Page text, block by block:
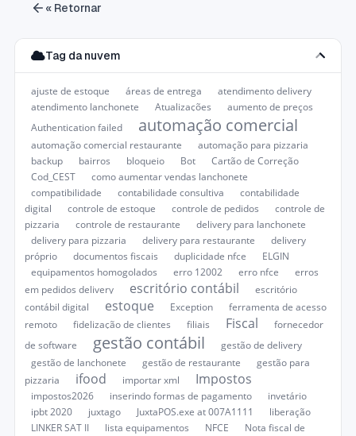
« Retornar
Tag da nuvem
ajuste de estoque áreas de entrega
atendimento delivery
atendimento lanchonete
Atualizações
aumento de preços
Authentication failed
automação comercial
automação comercial restaurante
automação para pizzaria
backup
bairros bloqueio Bot
Cartão de Correção
Cod_CEST
como aumentar vendas lanchonete
compatibilidade
contabilidade consultiva
contabilidade
digital
controle de estoque controle de pedidos
controle de
pizzaria
controle de restaurante
delivery para lanchonete
delivery para pizzaria
delivery para restaurante
delivery
próprio
documentos fiscais duplicidade nfce
ELGIN
equipamentos homogolados
erro 12002 erro nfce
erros
em pedidos delivery
escritório contábil
escritório
contábil digital
estoque Exception
ferramenta de acesso
remoto
fidelização de clientes filiais Fiscal
fornecedor
de software
gestão contábil
gestão de delivery
gestão de lanchonete
gestão de restaurante
gestão para
pizzaria
ifood importar xml Impostos
impostos2026 inserindo formas de pagamento
invetário
ipbt 2020
juxtago JuxtaPOS.exe at 007A1111
liberação
LINKER SAT II
lista equipamentos NFCE
Nota fiscal de